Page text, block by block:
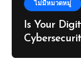
ไม่มีหมวดหมู่
Is Your